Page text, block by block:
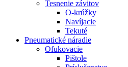
Tesnenie závitov
O-krúžky
Navíjacie
Tekuté
Pneumatické náradie
Ofukovacie
Pištole